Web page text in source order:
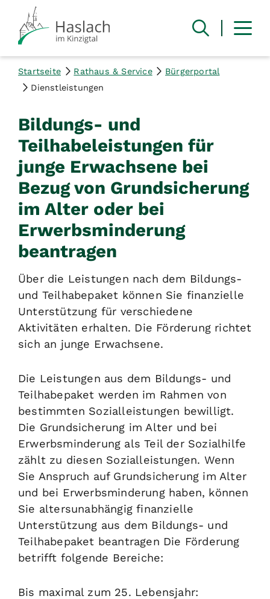
Startseite Rathaus & Service
Bürgerportal
Dienstleistungen
Bildungs- und
Teilhabeleistungen für
junge Erwachsene bei
Bezug von Grundsicherung
im Alter oder bei
Erwerbsminderung
beantragen
Über die Leistungen nach dem Bildungs-
und Teilhabepaket können Sie finanzielle
Unterstützung für verschiedene
Aktivitäten erhalten. Die Förderung richtet
sich an junge Erwachsene.
Die Leistungen aus dem Bildungs- und
Teilhabepaket werden im Rahmen von
bestimmten Sozialleistungen bewilligt.
Die Grundsicherung im Alter und bei
Erwerbsminderung als Teil der Sozialhilfe
zählt zu diesen Sozialleistungen. Wenn
Sie Anspruch auf Grundsicherung im Alter
und bei Erwerbsminderung haben, können
Sie altersunabhängig finanzielle
Unterstützung aus dem Bildungs- und
Teilhabepaket beantragen Die Förderung
betrifft folgende Bereiche:
Bis maximal zum 25. Lebensjahr: